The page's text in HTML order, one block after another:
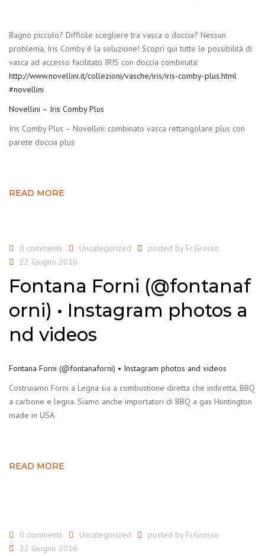
Bagno piccolo? Difficile scegliere tra vasca o doccia? Nessun
problema, Iris Comby è la soluzione! Scopri qui tutte le possibilità di
vasca ad accesso facilitato IRIS con doccia combinata:
http://www.novellini.it/collezioni/vasche/iris/iris-comby-plus.html
#novellini
Novellini – Iris Comby Plus
Iris Comby Plus – Novellini: combinato vasca rettangolare plus con
parete doccia plus
READ MORE
0 comments Uncategorized posted by Fr.Grosso
22 Giugno 2016
Fontana Forni (@fontanaf
orni) • Instagram photos a
nd videos
Fontana Forni (@fontanaforni) • Instagram photos and videos
Costruiamo Forni a Legna sia a combustione diretta che indiretta, BBQ
a carbone e legna. Siamo anche importatori di BBQ a gas Huntington
made in USA
READ MORE
0 comments Uncategorized posted by Fr.Grosso
22 Giugno 2016